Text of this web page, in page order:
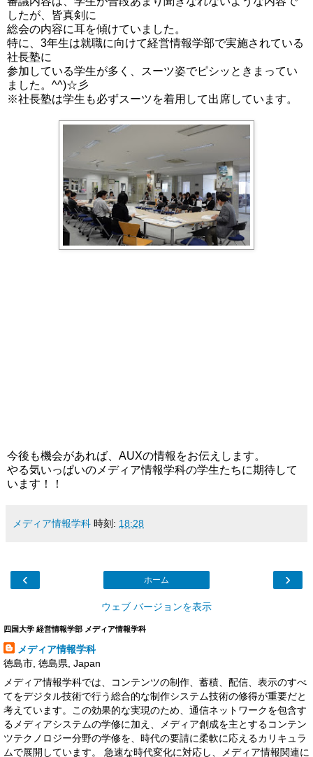
したが、皆真剣に
総会の内容に耳を傾けていました。
特に、3年生は就職に向けて経営情報学部で実施されている
社長塾に
参加している学生が多く、スーツ姿でピシッときまってい
ました。^^)☆彡
※社長塾は学生も必ずスーツを着用して出席しています。
今後も機会があれば、AUXの情報をお伝えします。
やる気いっぱいのメディア情報学科の学生たちに期待して
います！！
メディア情報学科 時刻: 18:28
‹ ›
ホーム
ウェブ バージョンを表示
四国大学 経営情報学部 メディア情報学科
メディア情報学科
徳島市, 徳島県, Japan
メディア情報学科では、コンテンツの制作、蓄積、配信、表示のすべ
てをデジタル技術で行う総合的な制作システム技術の修得が重要だと
考えています。この効果的な実現のため、通信ネットワークを包含す
るメディアシステムの学修に加え、メディア創成を主とするコンテン
ツテクノロジー分野の学修を、時代の要請に柔軟に応えるカリキュラ
ムで展開しています。 急速な時代変化に対応し、メディア情報関連に